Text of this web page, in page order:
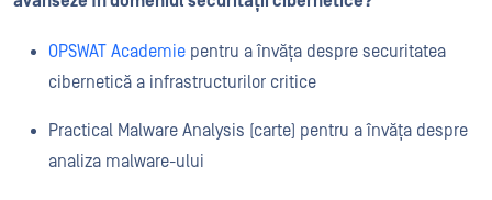
OPSWAT Academie pentru a învăța despre securitatea
cibernetică a infrastructurilor critice
Practical Malware Analysis (carte) pentru a învăța despre
analiza malware-ului